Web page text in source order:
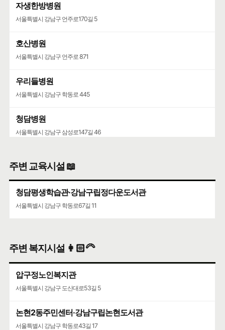
자생한방병원
서울특별시 강남구 언주로170길 5
호산병원
서울특별시 강남구 언주로 871
우리들병원
서울특별시 강남구 학동로 445
청담병원
서울특별시 강남구 삼성로147길 46
주변 교육시설 📖
청담평생학습관·강남구립정다운도서관
서울특별시 강남구 학동로67길 11
주변 복지시설 👩🏻‍🦳
압구정노인복지관
서울특별시 강남구 도산대로53길 5
논현2동주민센터·강남구립논현도서관
서울특별시 강남구 학동로43길 17